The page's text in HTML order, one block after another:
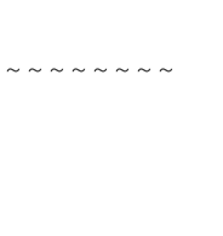
～～～～～～～